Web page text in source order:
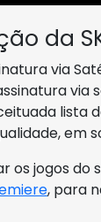
da
via
via
lista
em
os jogos do
, para